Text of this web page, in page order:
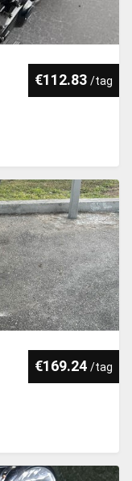
€112.83 /tag
€169.24 /tag